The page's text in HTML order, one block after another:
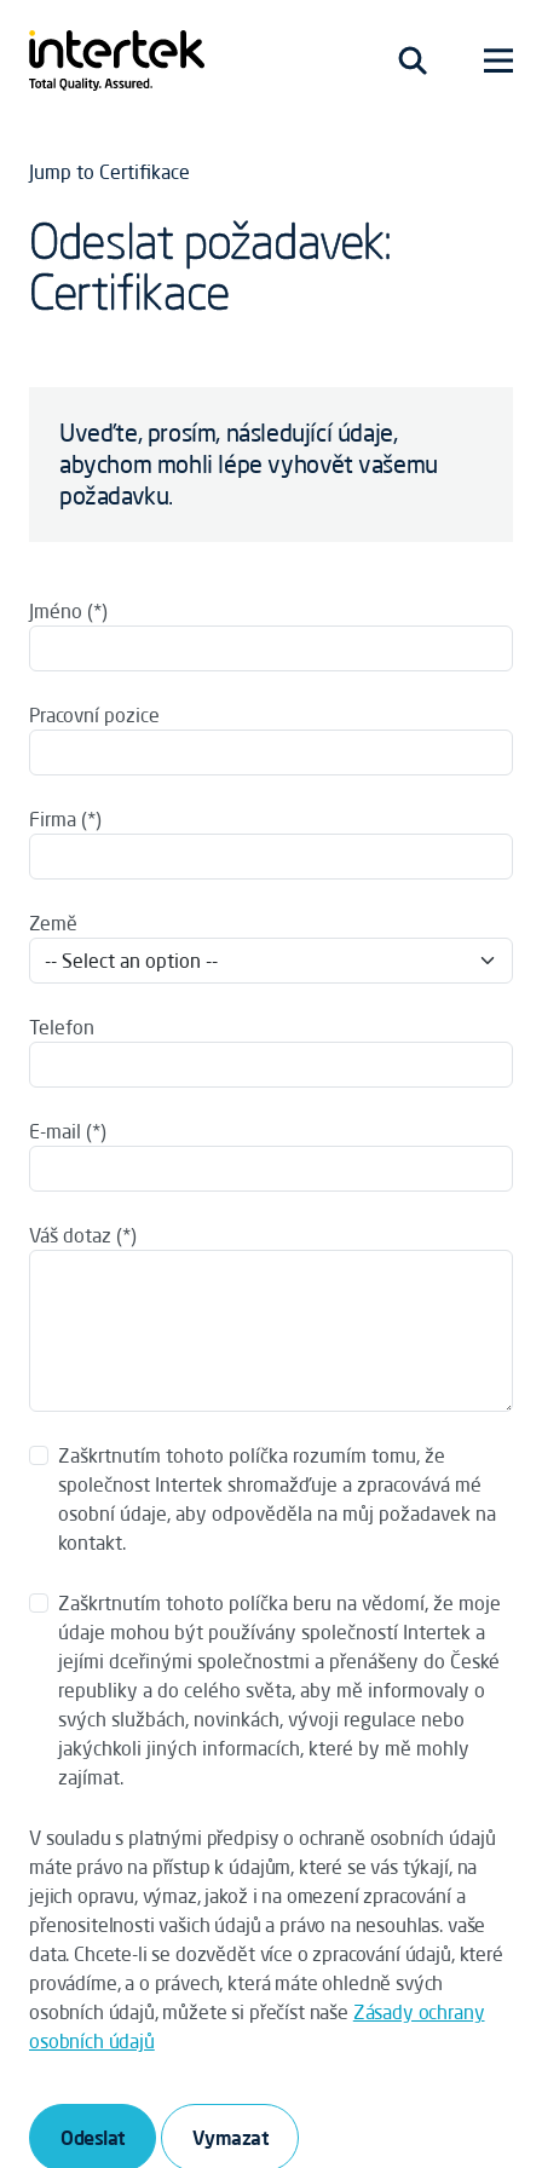
Jump to Certifikace
Odeslat požadavek:
Certifikace
Uveďte, prosím, následující údaje,
abychom mohli lépe vyhovět vašemu
požadavku.
Jméno
Pracovní pozice
Firma
Země
Telefon
E-mail
Váš dotaz
Zaškrtnutím tohoto políčka rozumím tomu, že
společnost Intertek shromažďuje a zpracovává mé
osobní údaje, aby odpověděla na můj požadavek na
kontakt.
Zaškrtnutím tohoto políčka beru na vědomí, že moje
údaje mohou být používány společností Intertek a
jejími dceřinými společnostmi a přenášeny do České
republiky a do celého světa, aby mě informovaly o
svých službách, novinkách, vývoji regulace nebo
jakýchkoli jiných informacích, které by mě mohly
zajímat.
V souladu s platnými předpisy o ochraně osobních údajů
máte právo na přístup k údajům, které se vás týkají, na
jejich opravu, výmaz, jakož i na omezení zpracování a
přenositelnosti vašich údajů a právo na nesouhlas. vaše
data. Chcete-li se dozvědět více o zpracování údajů, které
provádíme, a o právech, která máte ohledně svých
osobních údajů, můžete si přečíst naše Zásady ochrany
osobních údajů
Odeslat